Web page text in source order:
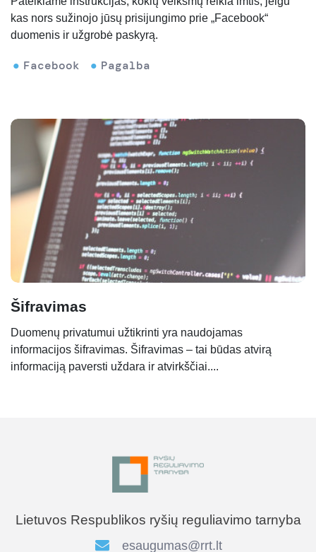
kas nors sužinojo jūsų prisijungimo prie „Facebook“
duomenis ir užgrobė paskyrą.
Facebook Pagalba
Šifravimas
Duomenų privatumui užtikrinti yra naudojamas
informacijos šifravimas. Šifravimas – tai būdas atvirą
informaciją paversti uždara ir atvirkščiai....
Lietuvos Respublikos ryšių reguliavimo tarnyba
esaugumas@rrt.lt